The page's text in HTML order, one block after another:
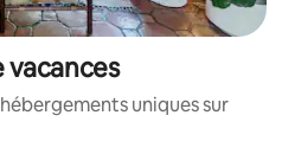
vacances
uniques sur